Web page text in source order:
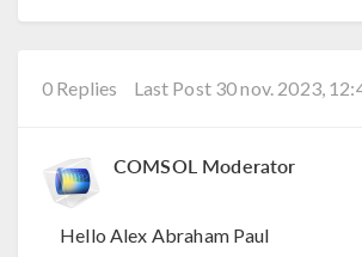
0 Replies Last Post 30 nov. 2023,
COMSOL Moderator
Hello Alex Abraham Paul